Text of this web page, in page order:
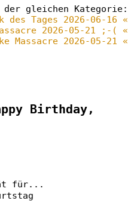
gleichen Kategorie:
des Tages 2026-06-16 «
2026-05-21 ;-( «
Massacre 2026-05-21 «
Birthday,
für...